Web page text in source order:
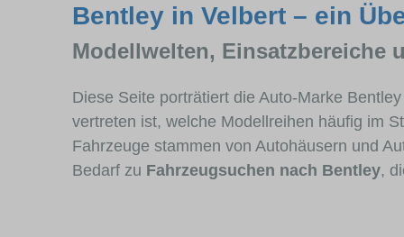
Bentley in Velbert – ein
Modellwelten, Einsatzbereiche
Diese Seite porträtiert die Auto-Marke
vertreten ist, welche Modellreihen häufig im
Fahrzeuge stammen von Autohäusern und
Bedarf zu Fahrzeugsuchen nach Bentley,